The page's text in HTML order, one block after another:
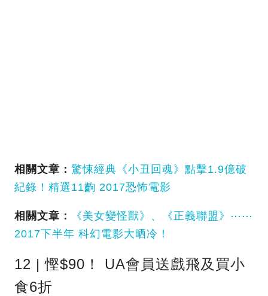
相關文章： 驚悚經典《小丑回魂》點擊1.9億破
紀錄！精選11齣 2017恐怖電影
相關文章：
《美女變怪獸》、《正義聯盟》⋯⋯
2017下半年 科幻電影大晒冷！
12 | 慳$90！ UA會員送戲飛及買小
食6折